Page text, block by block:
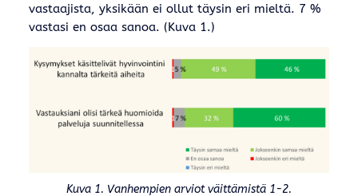
vastaajista, yksikään ei ollut täysin eri mieltä. 7 %
vastasi en osaa sanoa. (Kuva 1.)
Kuva 1. Vanhempien arviot väittämistä 1-2.